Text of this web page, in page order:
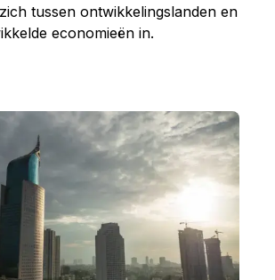
tussen ontwikkelingslanden en
economieën in.